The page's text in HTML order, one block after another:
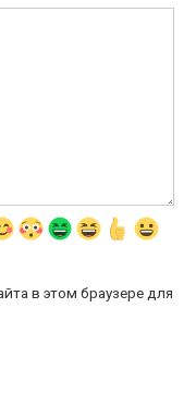
в этом браузере для